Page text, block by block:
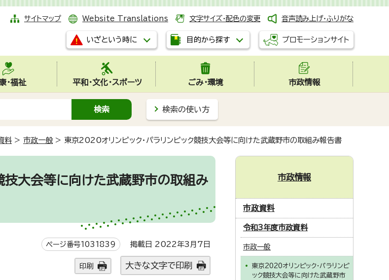
サイトマップ Website Translations 文字サイズ・配色の変更 音声読み上げ・ふりがな
いざという時に 目的から探す プロモーションサイト
・福祉 平和・文化・スポーツ ごみ・環境 市政情報
検索の使い方
料 > 市政一般> 東京2020オリンピック・パラリンピック競技大会等に向けた武蔵野市の取組み報告書
技大会等に向けた武蔵野市の取組み
ページ番号1031839 掲載日 2022年3月7日
印刷 大きな文字で印刷
市政情報
市政資料
令和3年度市政資料
市政一般
東京2020オリンピック・パラリンピ
ック競技大会等に向けた武蔵野市